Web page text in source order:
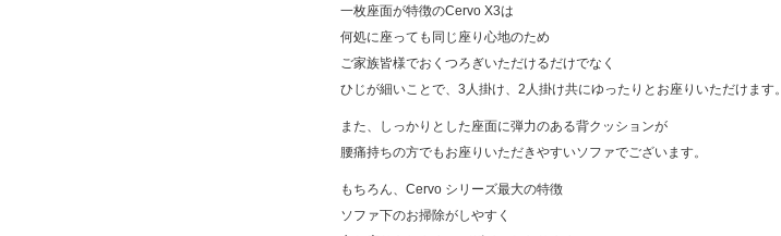
一枚座面が特徴のCervo X3は
何処に座っても同じ座り心地のため
ご家族皆様でおくつろぎいただけるだけでなく
ひじが細いことで、3人掛け、2人掛け共にゆったりとお座りいただけます。
また、しっかりとした座面に弾力のある背クッションが
腰痛持ちの方でもお座りいただきやすいソファでございます。
もちろん、Cervo シリーズ最大の特徴
ソファ下のお掃除がしやすく